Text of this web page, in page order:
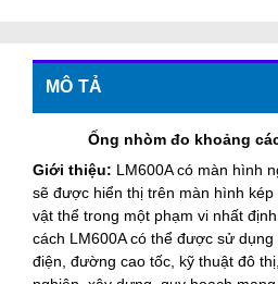
MÔ TẢ
Ống nhòm đo khoảng
Giới thiệu: LM600A có màn hình
sẽ được hiển thị trên màn hình
vật thể trong một phạm vi nhất
cách LM600A có thể được sử
điện, đường cao tốc, kỹ thuật đô